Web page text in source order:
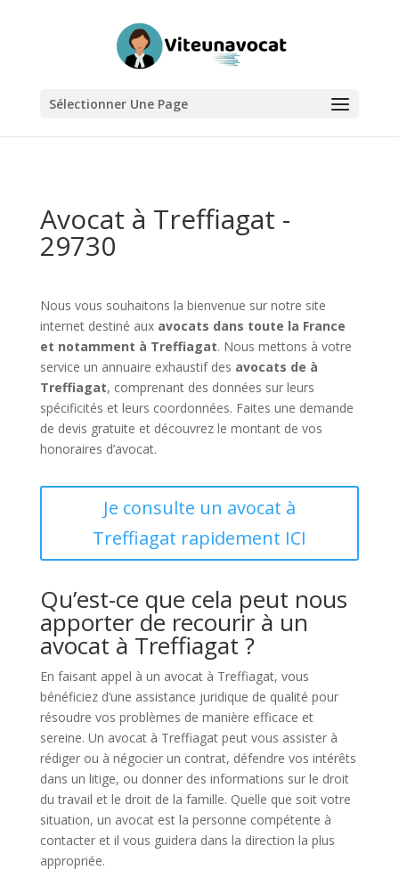
Sélectionner Une Page
Avocat à Treffiagat -
29730
Nous vous souhaitons la bienvenue sur notre site
internet destiné aux avocats dans toute la France
et notamment à Treffiagat. Nous mettons à votre
service un annuaire exhaustif des avocats de à
Treffiagat, comprenant des données sur leurs
spécificités et leurs coordonnées. Faites une demande
de devis gratuite et découvrez le montant de vos
honoraires d’avocat.
Je consulte un avocat à
Treffiagat rapidement ICI
Qu’est-ce que cela peut nous
apporter de recourir à un
avocat à Treffiagat ?
En faisant appel à un avocat à Treffiagat, vous
bénéficiez d’une assistance juridique de qualité pour
résoudre vos problèmes de manière efficace et
sereine. Un avocat à Treffiagat peut vous assister à
rédiger ou à négocier un contrat, défendre vos intérêts
dans un litige, ou donner des informations sur le droit
du travail et le droit de la famille. Quelle que soit votre
situation, un avocat est la personne compétente à
contacter et il vous guidera dans la direction la plus
appropriée.